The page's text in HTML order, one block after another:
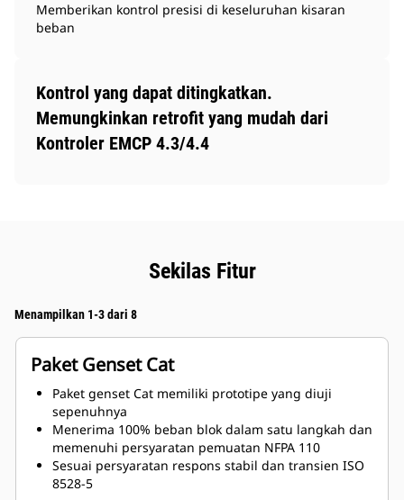
Memberikan kontrol presisi di keseluruhan kisaran
beban
Kontrol yang dapat ditingkatkan.
Memungkinkan retrofit yang mudah dari
Kontroler EMCP 4.3/4.4
Sekilas Fitur
Menampilkan 1-3 dari 8
Paket Genset Cat
Paket genset Cat memiliki prototipe yang diuji
sepenuhnya
Menerima 100% beban blok dalam satu langkah dan
memenuhi persyaratan pemuatan NFPA 110
Sesuai persyaratan respons stabil dan transien ISO
8528-5